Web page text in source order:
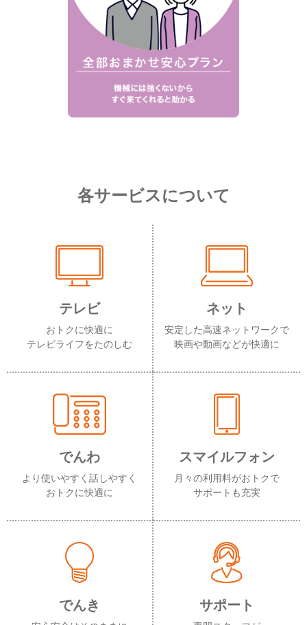
各サービスについて
テレビ
おトクに快適に
テレビライフをたのしむ
ネット
安定した高速ネットワークで
映画や動画などが快適に
でんわ
より使いやすく話しやすく
おトクに快適に
スマイルフォン
月々の利用料がおトクで
サポートも充実
でんき サポート